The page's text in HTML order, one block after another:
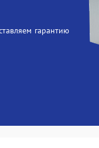
гарантию